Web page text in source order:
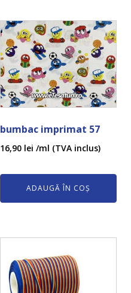
bumbac imprimat 57
16,90 lei /ml (TVA inclus)
ADAUGĂ ÎN COȘ